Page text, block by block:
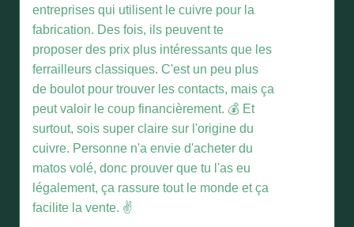
entreprises qui utilisent le cuivre pour la
fabrication. Des fois, ils peuvent te
proposer des prix plus intéressants que les
ferrailleurs classiques. C'est un peu plus
de boulot pour trouver les contacts, mais ça
peut valoir le coup financièrement. 💰 Et
surtout, sois super claire sur l'origine du
cuivre. Personne n'a envie d'acheter du
matos volé, donc prouver que tu l'as eu
légalement, ça rassure tout le monde et ça
facilite la vente. ✌️